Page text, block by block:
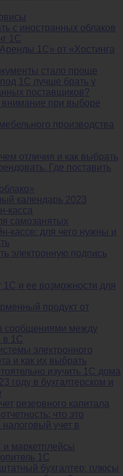
с иностранных облаков
1С
1С» от «Хостинга
стало проще
1С лучше брать у
поставщиков?
внимание при выборе
производства
отличия и как выбрать
Где поставить
календарь 2023
касса
самозанятых
кассе: для чего нужны и
электронную подпись
и ее возможности для
продукт от
сообщениями между
в 1С
электронного
и как их выбрать
изучить 1С дома
году в бухгалтерском и
резервного капитала
что это
налоговый учет в
маркетплейсы
1С
бухгалтер: плюсы